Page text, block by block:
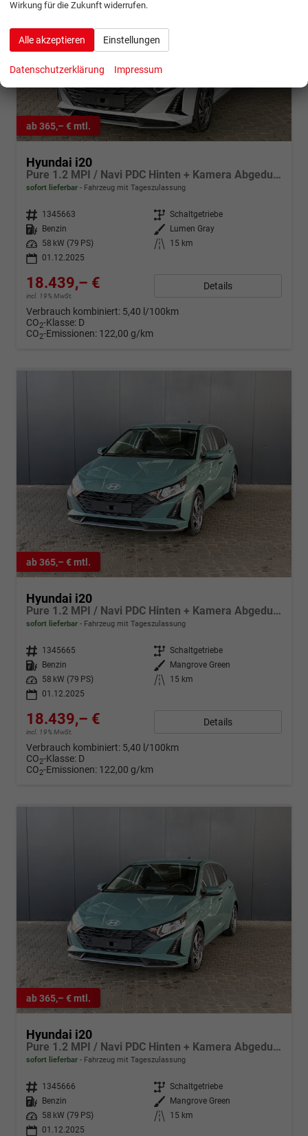
ab 365,– € mtl.
Hyundai i20
Pure 1.2 MPI / Navi PDC Hinten + Kamera Abgedunkelte Scheiben Tempomat Alu 16"
sofort lieferbar Fahrzeug mit Tageszulassung
Fahrzeugnr. 1345663 Getriebe Schaltgetriebe
Kraftstoff
Benzin Außenfarbe
Lumen Gray
Leistung
58 kW (79 PS) Kilometerstand
15 km
01.12.2025
18.439,– €
incl. 19% MwSt.
Details
Verbrauch kombiniert: 5,40 l/100km
CO2-Klasse: D
CO2-Emissionen: 122,00 g/km
ab 365,– € mtl.
Hyundai i20
Pure 1.2 MPI / Navi PDC Hinten + Kamera Abgedunkelte Scheiben Tempomat Alu 16"
sofort lieferbar Fahrzeug mit Tageszulassung
Fahrzeugnr. 1345665 Getriebe Schaltgetriebe
Kraftstoff
Benzin Außenfarbe
Mangrove Green
Leistung
58 kW (79 PS) Kilometerstand
15 km
01.12.2025
18.439,– €
incl. 19% MwSt.
Details
Verbrauch kombiniert: 5,40 l/100km
CO2-Klasse: D
CO2-Emissionen: 122,00 g/km
ab 365,– € mtl.
Hyundai i20
Pure 1.2 MPI / Navi PDC Hinten + Kamera Abgedunkelte Scheiben Tempomat Alu 16"
sofort lieferbar Fahrzeug mit Tageszulassung
Fahrzeugnr. 1345666 Getriebe Schaltgetriebe
Kraftstoff
Benzin Außenfarbe
Mangrove Green
Leistung
58 kW (79 PS) Kilometerstand
15 km
01.12.2025
Wirkung für die Zukunft widerrufen.
Alle akzeptieren Einstellungen
Datenschutzerklärung Impressum